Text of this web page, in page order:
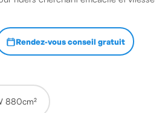
Rendez-vous conseil gratuit
880cm²